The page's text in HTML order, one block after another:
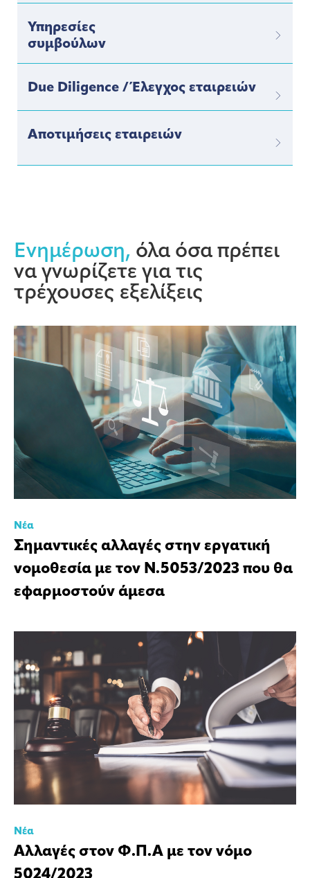
Υπηρεσίες
συμβούλων
Due Diligence / Έλεγχος εταιρειών
Αποτιμήσεις εταιρειών
Ενημέρωση, όλα όσα πρέπει
να γνωρίζετε για τις
τρέχουσες εξελίξεις
Νέα
Σημαντικές αλλαγές στην εργατική
νομοθεσία με τον Ν.5053/2023 που θα
εφαρμοστούν άμεσα
Νέα
Αλλαγές στον Φ.Π.Α με τον νόμο